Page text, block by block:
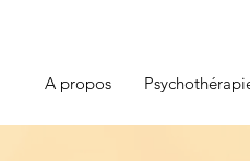
A propos